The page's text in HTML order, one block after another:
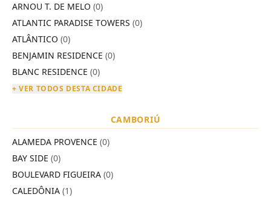
ARNOU T. DE MELO (0)
ATLANTIC PARADISE TOWERS (0)
ATLÂNTICO (0)
BENJAMIN RESIDENCE (0)
BLANC RESIDENCE (0)
+ VER TODOS DESTA CIDADE
CAMBORIÚ
ALAMEDA PROVENCE (0)
BAY SIDE (0)
BOULEVARD FIGUEIRA (0)
CALEDÔNIA (1)